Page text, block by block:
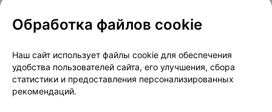
О проекте
Новости проекта
Размещение рекламы
Медицинский маркетинг
Публичный договор
Доставка
Обработка файлов cookie
Наш сайт использует файлы cookie для обеспечения
удобства пользователей сайта, его улучшения, сбора
статистики и предоставления персонализированных
рекомендаций.